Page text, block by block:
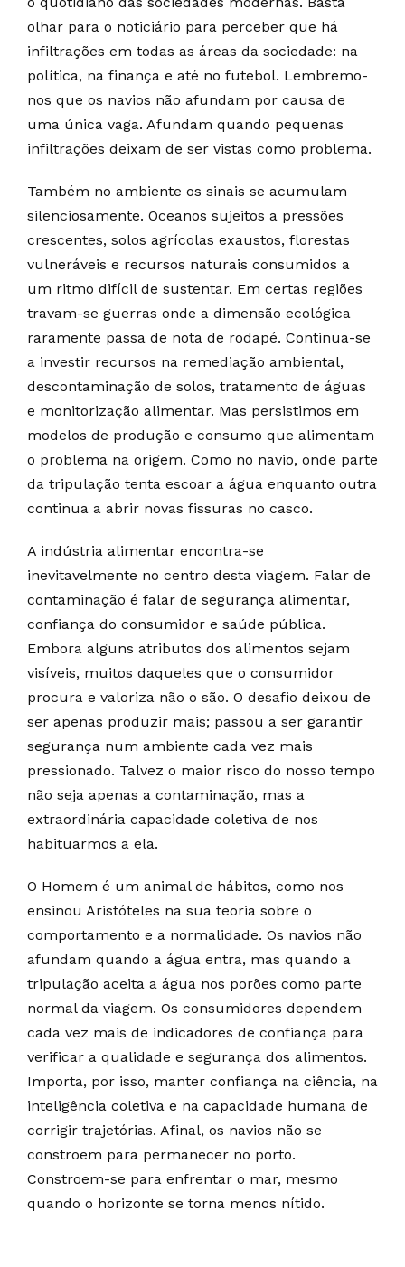
olhar para o noticiário para perceber que há
infiltrações em todas as áreas da sociedade: na
política, na finança e até no futebol. Lembremo-
nos que os navios não afundam por causa de
uma única vaga. Afundam quando pequenas
infiltrações deixam de ser vistas como problema.
Também no ambiente os sinais se acumulam
silenciosamente. Oceanos sujeitos a pressões
crescentes, solos agrícolas exaustos, florestas
vulneráveis e recursos naturais consumidos a
um ritmo difícil de sustentar. Em certas regiões
travam-se guerras onde a dimensão ecológica
raramente passa de nota de rodapé. Continua-se
a investir recursos na remediação ambiental,
descontaminação de solos, tratamento de águas
e monitorização alimentar. Mas persistimos em
modelos de produção e consumo que alimentam
o problema na origem. Como no navio, onde parte
da tripulação tenta escoar a água enquanto outra
continua a abrir novas fissuras no casco.
A indústria alimentar encontra-se
inevitavelmente no centro desta viagem. Falar de
contaminação é falar de segurança alimentar,
confiança do consumidor e saúde pública.
Embora alguns atributos dos alimentos sejam
visíveis, muitos daqueles que o consumidor
procura e valoriza não o são. O desafio deixou de
ser apenas produzir mais; passou a ser garantir
segurança num ambiente cada vez mais
pressionado. Talvez o maior risco do nosso tempo
não seja apenas a contaminação, mas a
extraordinária capacidade coletiva de nos
habituarmos a ela.
O Homem é um animal de hábitos, como nos
ensinou Aristóteles na sua teoria sobre o
comportamento e a normalidade. Os navios não
afundam quando a água entra, mas quando a
tripulação aceita a água nos porões como parte
normal da viagem. Os consumidores dependem
cada vez mais de indicadores de confiança para
verificar a qualidade e segurança dos alimentos.
Importa, por isso, manter confiança na ciência, na
inteligência coletiva e na capacidade humana de
corrigir trajetórias. Afinal, os navios não se
constroem para permanecer no porto.
Constroem-se para enfrentar o mar, mesmo
quando o horizonte se torna menos nítido.